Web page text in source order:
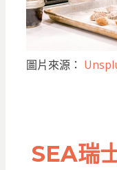
圖片來源：
SEA瑞